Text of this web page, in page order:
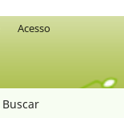
Buscar
Acesso